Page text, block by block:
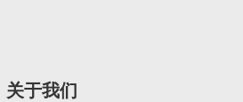
关于我们